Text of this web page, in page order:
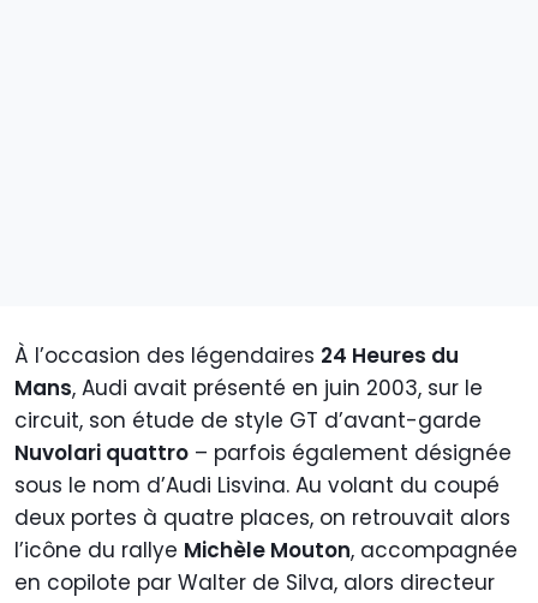
À l’occasion des légendaires 24 Heures du
Mans, Audi avait présenté en juin 2003, sur le
circuit, son étude de style GT d’avant-garde
Nuvolari quattro – parfois également désignée
sous le nom d’Audi Lisvina. Au volant du coupé
deux portes à quatre places, on retrouvait alors
l’icône du rallye Michèle Mouton, accompagnée
en copilote par Walter de Silva, alors directeur